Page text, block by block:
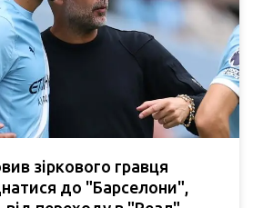
зіркового гравця
до "Барселони",